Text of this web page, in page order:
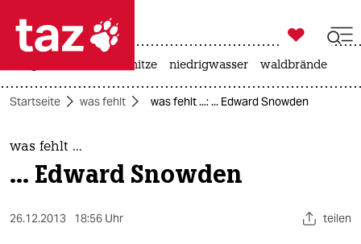
 taz zahl ich
taz zahl ich
themen
politik
öko

taz zahl ich
hitze niedrigwasser waldbrände
Startseite was fehlt was fehlt ...: ... Edward Snowden
was fehlt ...
... Edward Snowden
26.12.2013 18:56 Uhr teilen